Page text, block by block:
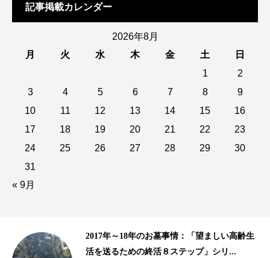
記事掲載カレンダー
2026年8月
月
火 水 木 金 土
日
1
2
3
4 5 6 7 8
9
10
11 12 13 14 15
16
17
18 19 20 21 22
23
24
25 26 27 28 29
30
31
« 9月
10年以上の歴史がある樹木葬、海洋散骨｜
2015年、2016年の終活ビジネス事情...